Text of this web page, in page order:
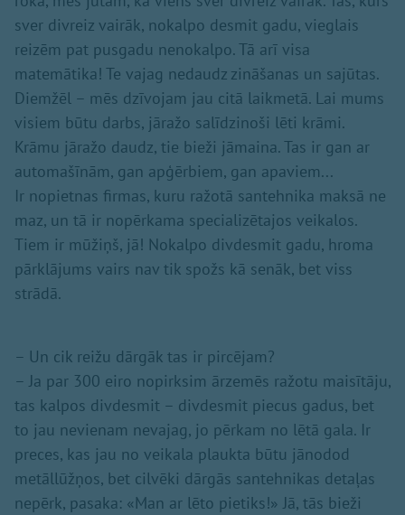
sver divreiz vairāk, nokalpo desmit gadu, vieglais
reizēm pat pusgadu nenokalpo. Tā arī visa
matemātika! Te vajag nedaudz zināšanas un sajūtas.
Diemžēl – mēs dzīvojam jau citā laikmetā. Lai mums
visiem būtu darbs, jāražo salīdzinoši lēti krāmi.
Krāmu jāražo daudz, tie bieži jāmaina. Tas ir gan ar
automašīnām, gan apģērbiem, gan apaviem...
Ir nopietnas firmas, kuru ražotā santehnika maksā ne
maz, un tā ir nopērkama specializētajos veikalos.
Tiem ir mūžiņš, jā! Nokalpo divdesmit gadu, hroma
pārklājums vairs nav tik spožs kā senāk, bet viss
strādā.
– Un cik reižu dārgāk tas ir pircējam?
– Ja par 300 eiro nopirksim ārzemēs ražotu maisītāju,
tas kalpos divdesmit – divdesmit piecus gadus, bet
to jau nevienam nevajag, jo pērkam no lētā gala. Ir
preces, kas jau no veikala plaukta būtu jānodod
metāllūžņos, bet cilvēki dārgās santehnikas detaļas
nepērk, pasaka: «Man ar lēto pietiks!» Jā, tās bieži